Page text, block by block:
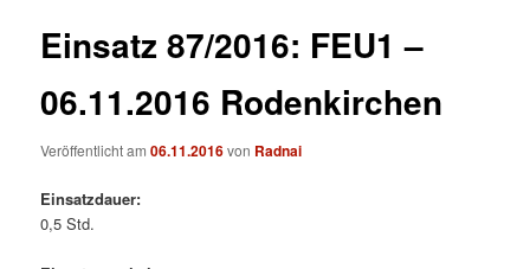
Einsatz 87/2016: FEU1 –
06.11.2016 Rodenkirchen
Veröffentlicht am06.11.2016von Radnai
Einsatzdauer:
0,5 Std.